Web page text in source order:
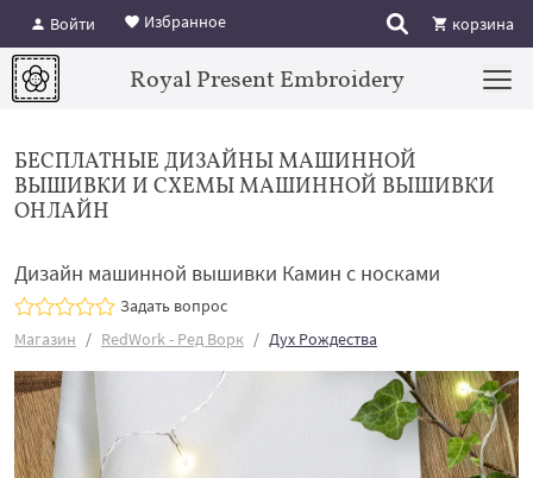
Войти Избранное корзина
Royal Present Embroidery
БЕСПЛАТНЫЕ ДИЗАЙНЫ МАШИННОЙ
ВЫШИВКИ И СХЕМЫ МАШИННОЙ ВЫШИВКИ
ОНЛАЙН
Дизайн машинной вышивки Камин с носками
Задать вопрос
Магазин
RedWork - Ред Ворк Дух Рождества